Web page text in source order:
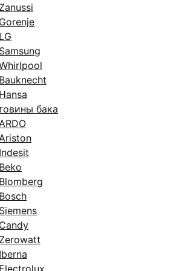
Zanussi
Gorenje
LG
Samsung
Bauknecht
Hansa
бака
Indesit
Beko
Blomberg
Bosch
Siemens
Candy
Zerowatt
Iberna
Electrolux